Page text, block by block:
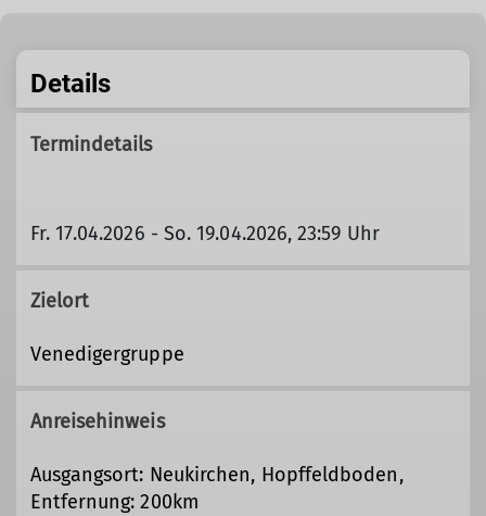
Details
Termindetails
Fr. 17.04.2026 - So. 19.04.2026, 23:59 Uhr
Zielort
Venedigergruppe
Anreisehinweis
Ausgangsort: Neukirchen, Hopffeldboden,
Entfernung: 200km